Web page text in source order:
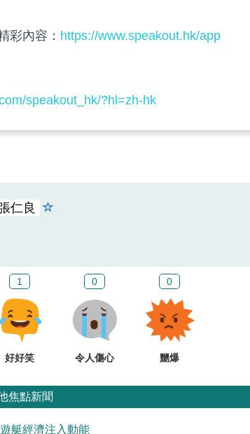
彩內容： https://www.speakout.hk/app
speakout_hk/?hl=zh-hk
仁良
1
好好笑
0
令人傷心
0
嬲爆
焦點新聞
艇經濟注入動能